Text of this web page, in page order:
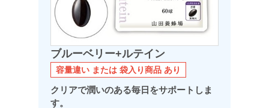
ブルーベリー+ルテイン
容量違い または 袋入り商品 あり
クリアで潤いのある毎日をサポートしま
す。